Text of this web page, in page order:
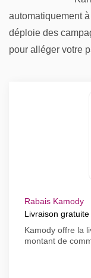
automatiquement
déploie des
pour alléger votre
Rabais Kamody
Livraison
Kamody offre la
montant de